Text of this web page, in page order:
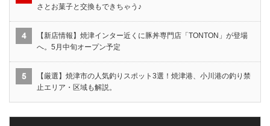
さとお菓子と交換もできちゃう♪
【新店情報】焼津インター近くに豚丼専門店「TONTON」が登場
へ。5月中旬オープン予定
【厳選】焼津市の人気釣りスポット3選！焼津港、小川港の釣り禁
止エリア・区域も解説。